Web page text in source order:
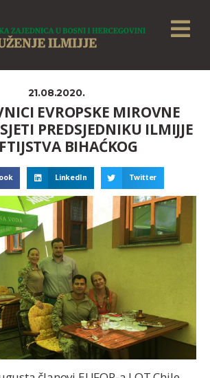
21.08.2020.
EVROPSKE MIROVNE
PREDSJEDNIKU ILMIJJE
BIHAĆKOG
LinkedIn Twitter